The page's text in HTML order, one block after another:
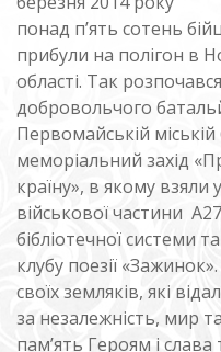
понад п’ять сотень
прибули на полігон в
області. Так
добровольчого
Первомайській міській
меморіальний захід
країну», в якому взяли
військової частини
бібліотечної системи
клубу поезії
своїх земляків, які
за незалежність, мир
пам’ять Героям і